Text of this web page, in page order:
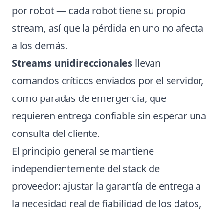
por robot — cada robot tiene su propio
stream, así que la pérdida en uno no afecta
a los demás.
Streams unidireccionales llevan
comandos críticos enviados por el servidor,
como paradas de emergencia, que
requieren entrega confiable sin esperar una
consulta del cliente.
El principio general se mantiene
independientemente del stack de
proveedor: ajustar la garantía de entrega a
la necesidad real de fiabilidad de los datos,